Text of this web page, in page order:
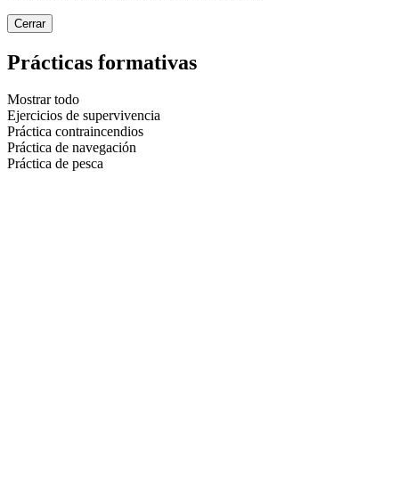
Cerrar
Prácticas formativas
Mostrar todo
Ejercicios de supervivencia
Práctica contraincendios
Práctica de navegación
Práctica de pesca